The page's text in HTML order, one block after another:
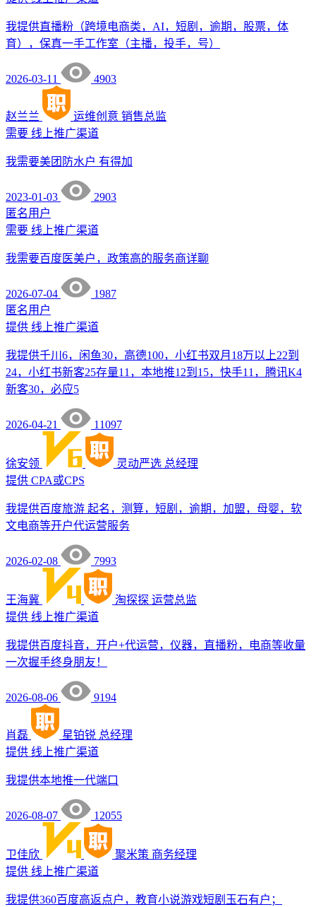
我提供直播粉（跨境电商类，AI，短剧，逾期，股票，体
育），保真一手工作室（主播，投手，号）
2026-03-11 4903
赵兰兰 运维创意 销售总监
需要 线上推广渠道
我需要美团防水户 有得加
2023-01-03
2903
匿名用户
需要 线上推广渠道
我需要百度医美户，政策高的服务商详聊
2026-07-04
1987
匿名用户
提供 线上推广渠道
我提供千川6，闲鱼30，高德100，小红书双月18万以上22到
24，小红书新客25存量11，本地推12到15，快手11，腾讯K4
新客30，必应5
2026-04-21 11097
徐安领 灵动严选 总经理
提供 CPA或CPS
我提供百度旅游 起名，测算，短剧，逾期，加盟，母婴，软
文电商等开户代运营服务
2026-02-08 7993
王海冀 淘探探 运营总监
提供 线上推广渠道
我提供百度抖音，开户+代运营，仪器，直播粉，电商等收量
一次握手终身朋友！
2026-08-06 9194
肖磊 星铂锐 总经理
提供 线上推广渠道
我提供本地推一代端口
2026-08-07 12055
卫佳欣 聚米策 商务经理
提供 线上推广渠道
我提供360百度高返点户，教育小说游戏短剧玉石有户；